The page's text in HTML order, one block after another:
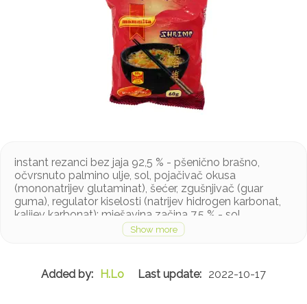
instant rezanci bez jaja 92,5 % - pšenično brašno,
očvrsnuto palmino ulje, sol, pojačivač okusa
(mononatrijev glutaminat), šećer, zgušnjivač (guar
guma), regulator kiselosti (natrijev hidrogen karbonat,
kalijev karbonat); mješavina začina 7.5 % - sol,
pojačivač okusa (mononatrijev glutaminat, dinatrijev 5'-
ribonukleotid), povrće u prahu (luk, mrkva, pastrnjak,
ekstrakt kvasca, arome, mješavina začina
Proizvod sadrži gluten. Može sadržavati tragove
H.Lo 2022-10-17